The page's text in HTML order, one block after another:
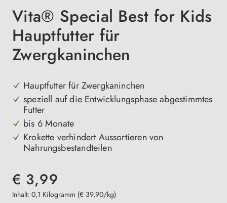
Vita® Special Best for Kids
Hauptfutter für
Zwergkaninchen
Hauptfutter für Zwergkaninchen
speziell auf die Entwicklungsphase abgestimmtes
Futter
bis 6 Monate
Krokette verhindert Aussortieren von
Nahrungsbestandteilen
€ 3,99
Inhalt: 0,1 Kilogramm (€ 39,90/kg)